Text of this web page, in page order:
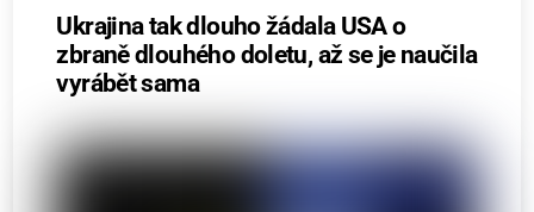
Ukrajina tak dlouho žádala USA o
zbraně dlouhého doletu, až se je naučila
vyrábět sama